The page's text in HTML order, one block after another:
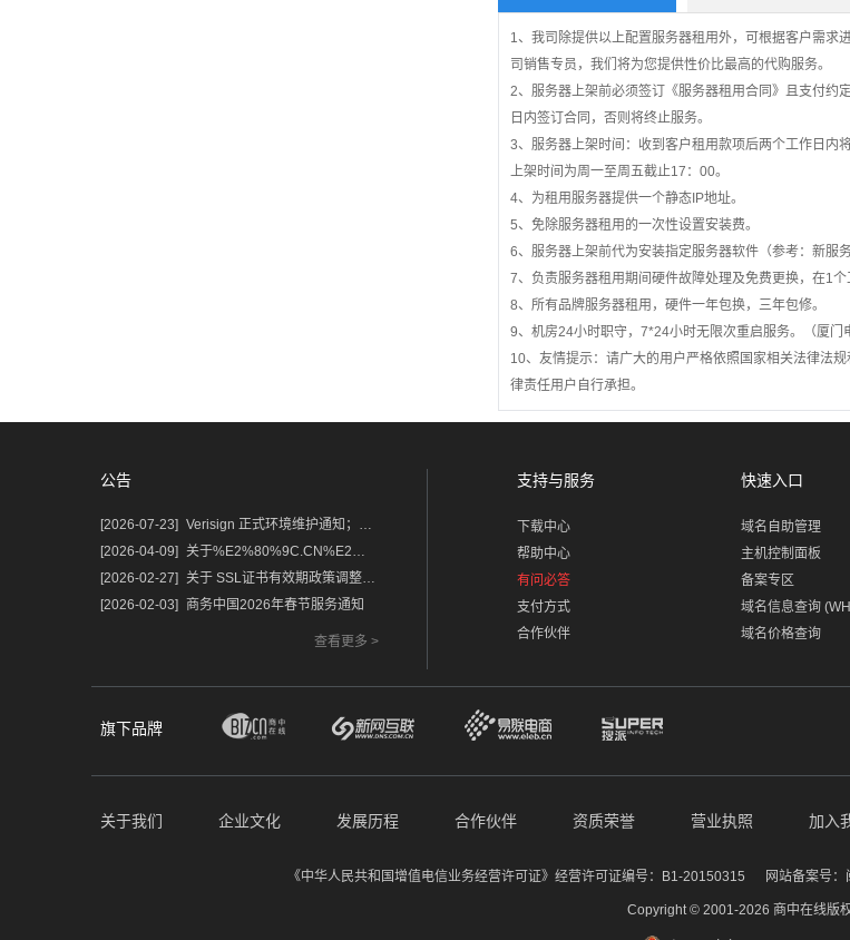
1、我司除提供以上配置服务器租用外，可根据客户需求
司销售专员，我们将为您提供性价比最高的代购服务。
2、服务器上架前必须签订《服务器租用合同》且支付约
日内签订合同，否则将终止服务。
3、服务器上架时间：收到客户租用款项后两个工作日内
上架时间为周一至周五截止17：00。
4、为租用服务器提供一个静态IP地址。
5、免除服务器租用的一次性设置安装费。
6、服务器上架前代为安装指定服务器软件（参考：新服
7、负责服务器租用期间硬件故障处理及免费更换，在1个
8、所有品牌服务器租用，硬件一年包换，三年包修。
9、机房24小时职守，7*24小时无限次重启服务。（厦门
10、友情提示：请广大的用户严格依照国家相关法律法
律责任用户自行承担。
公告
[2026-07-23] Verisign 正式环境维护通知；含域名.com/.net
[2026-04-09] 关于%E2%80%9C.CN%E2%80%9D%E2%80%9C.中国%E2%80%9D域名保护锁及隐私服务调整的通知
[2026-02-27] 关于 SSL证书有效期政策调整的重要通知
[2026-02-03]
商务中国2026年春节服务通知
查看更多 >
支持与服务
下载中心
帮助中心
有问必答
支付方式
合作伙伴
快速入口
域名自助管理
主机控制面板
备案专区
域名信息查询
域名价格查询
旗下品牌
关于我们 企业文化 发展历程 合作伙伴 资质荣誉 营业执照 加入
《中华人民共和国增值电信业务经营许可证》经营许可证编号：B1-20150315 网站备案号
Copyright © 2001-2026 商中在线版